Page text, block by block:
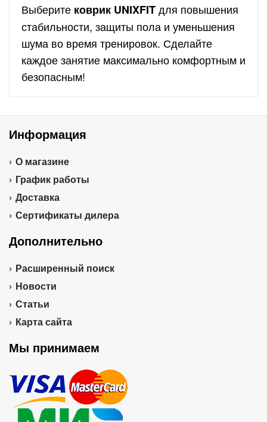
Выберите коврик UNIXFITдля повышения
стабильности, защиты пола и уменьшения
шума во время тренировок. Сделайте
каждое занятие максимально комфортным и
безопасным!
Информация
О магазине
График работы
Доставка
Сертификаты дилера
Дополнительно
Расширенный поиск
Новости
Статьи
Карта сайта
Мы принимаем